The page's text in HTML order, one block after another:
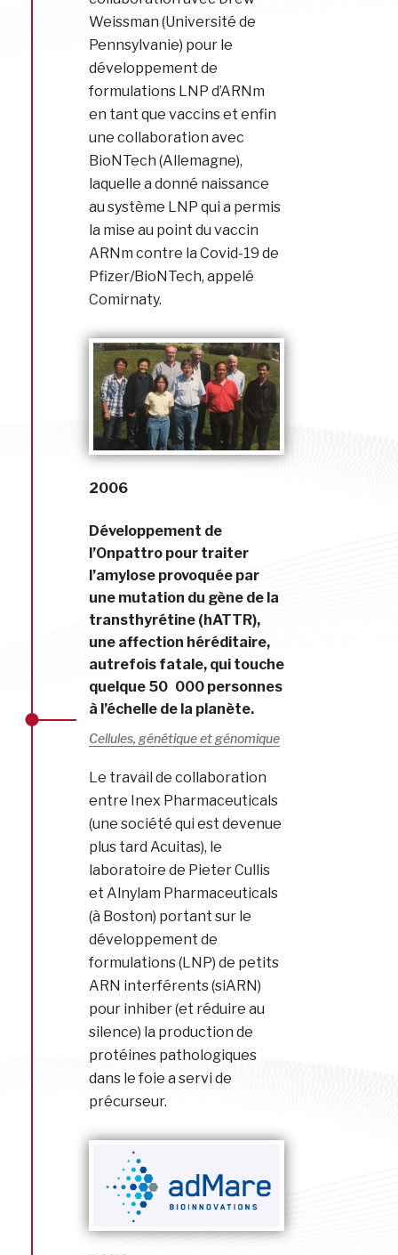
Weissman (Université de
Pennsylvanie) pour le
développement de
formulations LNP d’ARNm
en tant que vaccins et enfin
une collaboration avec
BioNTech (Allemagne),
laquelle a donné naissance
au système LNP qui a permis
la mise au point du vaccin
ARNm contre la Covid-19 de
Pfizer/BioNTech, appelé
Comirnaty.
2006
Développement de
l’Onpattro pour traiter
l’amylose provoquée par
une mutation du gène de la
transthyrétine (hATTR),
une affection héréditaire,
autrefois fatale, qui touche
quelque 50 000 personnes
à l’échelle de la planète.
Cellules, génétique et génomique
Le travail de collaboration
entre Inex Pharmaceuticals
(une société qui est devenue
plus tard Acuitas), le
laboratoire de Pieter Cullis
et Alnylam Pharmaceuticals
(à Boston) portant sur le
développement de
formulations (LNP) de petits
ARN interférents (siARN)
pour inhiber (et réduire au
silence) la production de
protéines pathologiques
dans le foie a servi de
précurseur.